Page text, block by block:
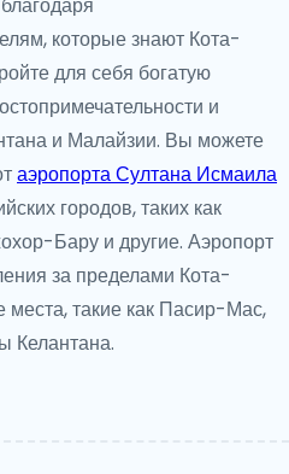
которые знают Кота-
для себя богатую
и
и Малайзии. Вы можете
аэропорта Султана Исмаила
городов, таких как
Бару и другие. Аэропорт
за пределами Кота-
такие как Пасир-Мас,
Келантана.